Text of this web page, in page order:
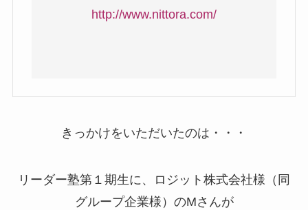
http://www.nittora.com/
きっかけをいただいたのは・・・
リーダー塾第１期生に、ロジット株式会社様（同
グループ企業様）のMさんが